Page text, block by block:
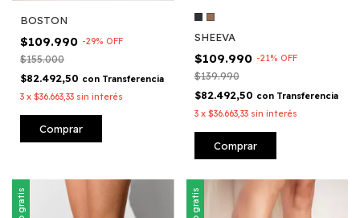
BOSTON
$109.990 -29% OFF
$155.000
$82.492,50 con Transferencia
3 x $36.663,33 sin interés
Comprar
SHEEVA
$109.990 -21% OFF
$139.990
$82.492,50 con Transferencia
3 x $36.663,33 sin interés
Comprar